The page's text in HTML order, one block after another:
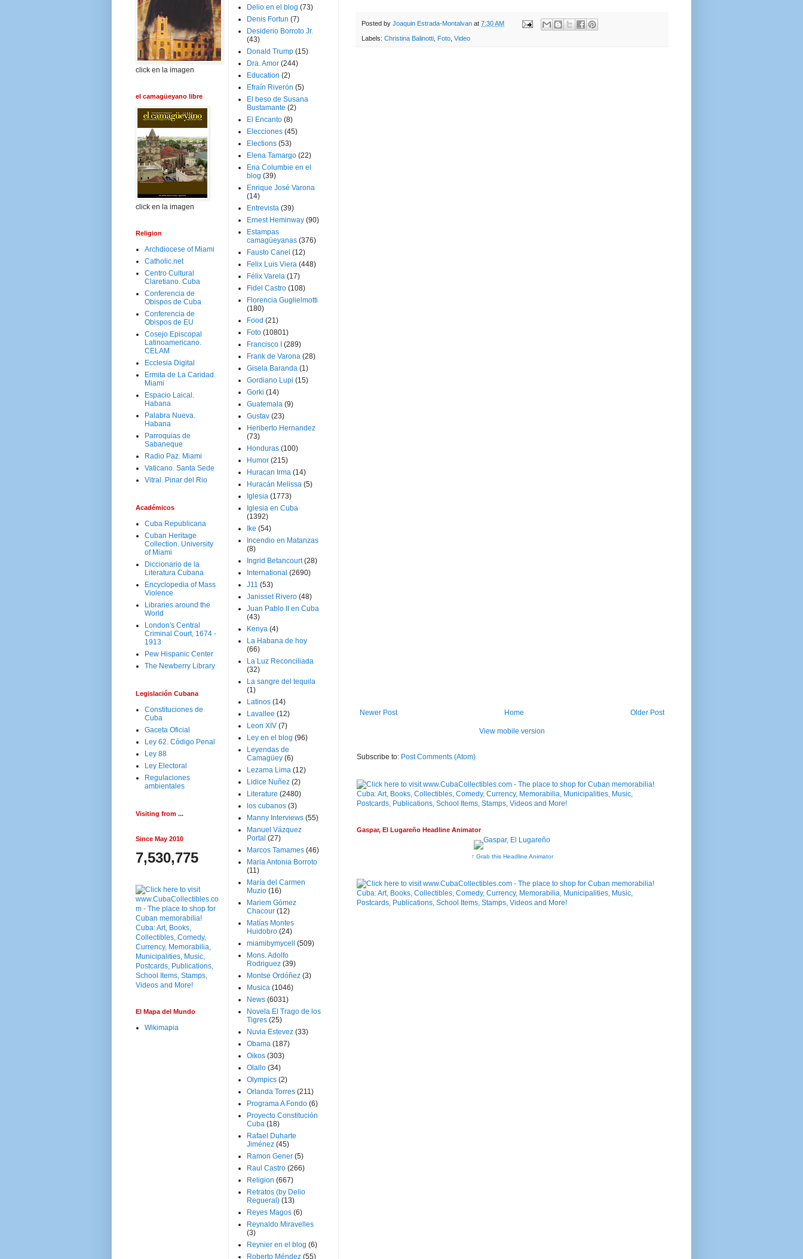
Posted by Joaquin Estrada-Montalvan at 7:30 AM
Labels: Christina Balinotti Foto Video
Newer Post Older Post
Home
View mobile version
Subscribe to: Post Comments (Atom)
Gaspar, El Lugareño Headline Animator
↑ Grab this Headline Animator
click en la imagen
el camagüeyano libre
click en la imagen
Religion
Archdiocese of Miami
Catholic.net
Centro Cultural
Claretiano. Cuba
Conferencia de
Obispos de Cuba
Conferencia de
Obispos de EU
Cosejo Episcopal
Latinoamericano.
CELAM
Ecclesia Digital
Ermita de La Caridad.
Miami
Espacio Laical.
Habana
Palabra Nueva.
Habana
Parroquias de
Sabaneque
Radio Paz. Miami
Vaticano. Santa Sede
Vitral. Pinar del Rio
Académicos
Cuba Republicana
Cuban Heritage
Collection. University
of Miami
Diccionario de la
Literatura Cubana
Encyclopedia of Mass
Violence
Libraries around the
World
London's Central
Criminal Court, 1674 -
1913
Pew Hispanic Center
The Newberry Library
Legislación Cubana
Constituciones de
Cuba
Gaceta Oficial
Ley 62. Código Penal
Ley 88
Ley Electoral
Regulaciones
ambientales
Visiting from ...
Since May 2010
7,530,775
El Mapa del Mundo
Wikimapia
Delio en el blog (73)
Denis Fortun (7)
Desiderio Borroto Jr.
(43)
Donald Trump (15)
Dra. Amor (244)
Education (2)
Efraín Riverón (5)
El beso de Susana
Bustamante (2)
El Encanto (8)
Elecciones (45)
Elections (53)
Elena Tamargo (22)
Ena Columbie en el
blog (39)
Enrique José Varona
(14)
Entrevista (39)
Ernest Heminway (90)
Estampas
camagüeyanas (376)
Fausto Canel (12)
Felix Luis Viera (448)
Félix Varela (17)
Fidel Castro (108)
Florencia Guglielmotti
(180)
Food (21)
Foto (10801)
Francisco I
(289)
Frank de Varona (28)
Gisela Baranda (1)
Gordiano Lupi (15)
Gorki (14)
Guatemala (9)
Gustav (23)
Heriberto Hernandez
(73)
Honduras (100)
Humor (215)
Huracan Irma (14)
Huracán Melissa (5)
Iglesia (1773)
Iglesia en Cuba
(1392)
Ike (54)
Incendio en Matanzas
(8)
Ingrid Betancourt (28)
International (2690)
J11 (53)
Janisset Rivero (48)
Juan Pablo II en Cuba
(43)
Kenya (4)
La Habana de hoy
(66)
La Luz Reconciliada
(32)
La sangre del tequila
(1)
Latinos (14)
Lavallee (12)
Leon XIV (7)
Ley en el blog (96)
Leyendas de
Camagüey (6)
Lezama Lima (12)
Lidice Nuñez (2)
Literature (2480)
los cubanos (3)
Manny Interviews (55)
Manuel Vázquez
Portal (27)
Marcos Tamames (46)
Maria Antonia Borroto
(11)
María del Carmen
Muzio (16)
Mariem Gómez
Chacour (12)
Matías Montes
Huidobro (24)
miamibymycell
(509)
Mons. Adolfo
Rodriguez (39)
Montse Ordóñez (3)
Musica (1046)
News (6031)
Novela El Trago de los
Tigres (25)
Nuvia Estevez (33)
Obama (187)
Oikos (303)
Olallo (34)
Olympics (2)
Orlanda Torres (211)
Programa A Fondo (6)
Proyecto Constitución
Cuba (18)
Rafael Duharte
Jiménez (45)
Ramon Gener (5)
Raul Castro (266)
Religion (667)
Retratos (by Delio
Regueral) (13)
Reyes Magos (6)
Reynaldo Miravelles
(3)
Reynier en el blog (6)
Roberto Méndez (55)